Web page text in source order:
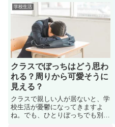
す。ここでは「高校でぼっちで通
うときのメンタルの保ち方」につ
いて解説しています。また高校生
活で「昼食、休み時間、二人一
組」など様々なシチュエーション
をぼっちで乗り切る方法も紹介。
学校生活
クラスでぼっちはどう思わ
れる？周りから可愛そうに
見える？
クラスで親しい人が居ないと、学
校生活が憂鬱になってきますよ
ね。でも、ひとりぼっちでも別に